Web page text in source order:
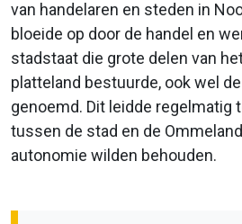
van handelaren en steden in
bloeide op door de handel en
stadstaat die grote delen van
platteland bestuurde, ook wel
genoemd. Dit leidde regelmatig
tussen de stad en de
autonomie wilden behouden.